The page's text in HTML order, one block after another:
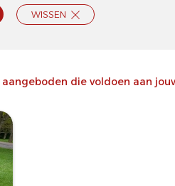
WISSEN
aangeboden die voldoen aan